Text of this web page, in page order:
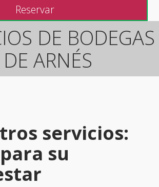
DE BODEGAS
DE ARNÉS
servicios:
su